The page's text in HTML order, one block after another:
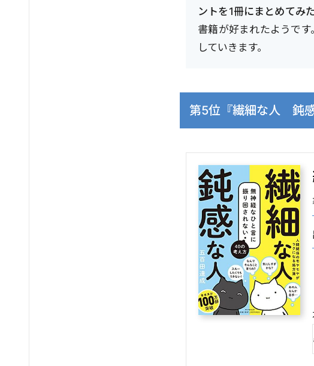
ントを1冊にまとめてみ
書籍が好まれたようで
していきます。
第5位『繊細な人 鈍感